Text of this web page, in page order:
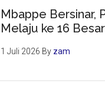
Mbappe Bersinar,
Melaju ke 16 Besar
1 Juli 2026 By zam